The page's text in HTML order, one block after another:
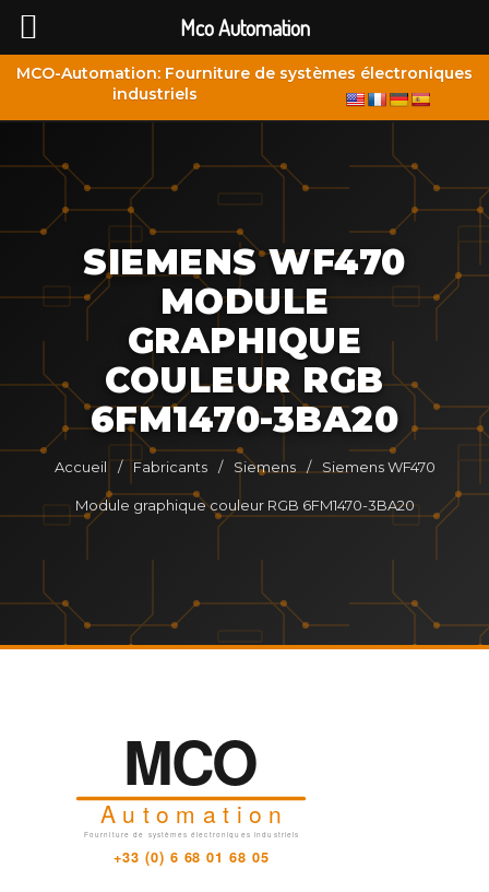
MCO-Automation: Fourniture de systèmes électroniques
industriels
SIEMENS WF470
MODULE
GRAPHIQUE
COULEUR RGB
6FM1470-3BA20
Accueil / Fabricants / Siemens / Siemens WF470
Module graphique couleur RGB 6FM1470-3BA20
Mco Automation